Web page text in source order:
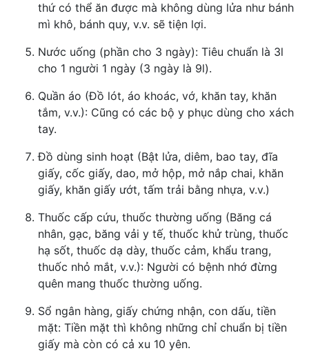
thứ có thể ăn được mà không dùng lửa như bánh
mì khô, bánh quy, v.v. sẽ tiện lợi.
Nước uống (phần cho 3 ngày): Tiêu chuẩn là 3l
cho 1 người 1 ngày (3 ngày là 9l).
Quần áo (Đồ lót, áo khoác, vớ, khăn tay, khăn
tắm, v.v.): Cũng có các bộ y phục dùng cho xách
tay.
Đồ dùng sinh hoạt (Bật lửa, diêm, bao tay, đĩa
giấy, cốc giấy, dao, mở hộp, mở nắp chai, khăn
giấy, khăn giấy ướt, tấm trải bằng nhựa, v.v.)
Thuốc cấp cứu, thuốc thường uống (Băng cá
nhân, gạc, băng vải y tế, thuốc khử trùng, thuốc
hạ sốt, thuốc dạ dày, thuốc cảm, khẩu trang,
thuốc nhỏ mắt, v.v.): Người có bệnh nhớ đừng
quên mang thuốc thường uống.
Sổ ngân hàng, giấy chứng nhận, con dấu, tiền
mặt: Tiền mặt thì không những chỉ chuẩn bị tiền
giấy mà còn có cả xu 10 yên.